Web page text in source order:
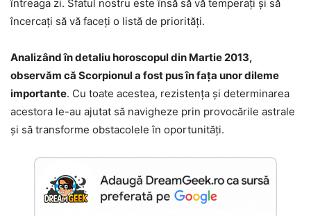
întreaga zi. Sfatul nostru este însă să vă temperați și să
încercați să vă faceți o listă de priorități.
Analizând în detaliu horoscopul din Martie 2013,
observăm că Scorpionul a fost pus în fața unor dileme
importante. Cu toate acestea, rezistența și determinarea
acestora le-au ajutat să navigheze prin provocările astrale
și să transforme obstacolele în oportunități.